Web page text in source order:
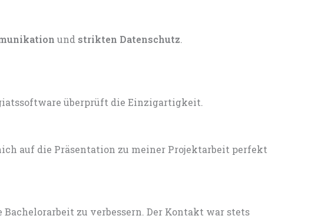
und strikten Datenschutz.
überprüft die Einzigartigkeit.
auf die Präsentation zu meiner Projektarbeit perfekt
zu verbessern. Der Kontakt war stets